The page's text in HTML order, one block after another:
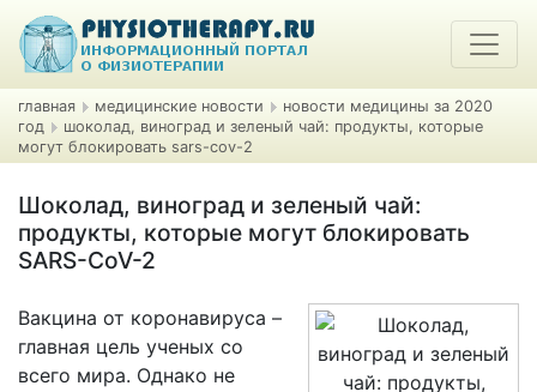
главная медицинские новости
новости медицины за 2020
год
шоколад, виноград и зеленый чай: продукты, которые
могут блокировать sars-cov-2
Шоколад, виноград и зеленый чай:
продукты, которые могут блокировать
SARS-CoV-2
Вакцина от коронавируса –
главная цель ученых со
всего мира. Однако не